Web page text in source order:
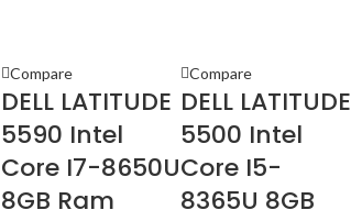
Compare
DELL LATITUDE
5590 Intel
Core I7-8650U
8GB Ram
Compare
DELL LATITUDE
5500 Intel
Core I5-
8365U 8GB